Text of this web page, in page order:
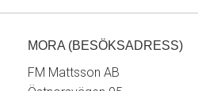
MORA (BESÖKSADRESS)
FM Mattsson AB